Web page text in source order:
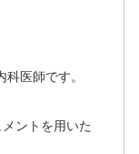
医師です。
ントを用いた